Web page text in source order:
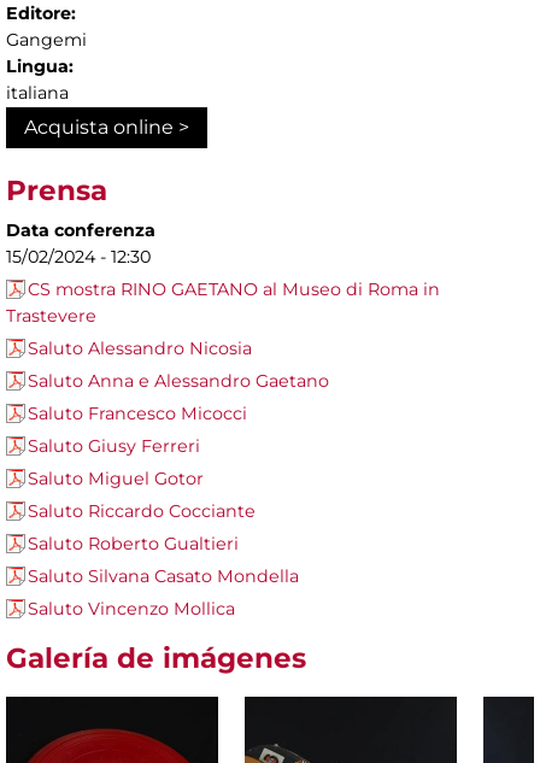
Editore:
Gangemi
Lingua:
italiana
Acquista online >
Prensa
Data conferenza
15/02/2024 - 12:30
CS mostra RINO GAETANO al Museo di Roma in
Trastevere
Saluto Alessandro Nicosia
Saluto Anna e Alessandro Gaetano
Saluto Francesco Micocci
Saluto Giusy Ferreri
Saluto Miguel Gotor
Saluto Riccardo Cocciante
Saluto Roberto Gualtieri
Saluto Silvana Casato Mondella
Saluto Vincenzo Mollica
Galería de imágenes